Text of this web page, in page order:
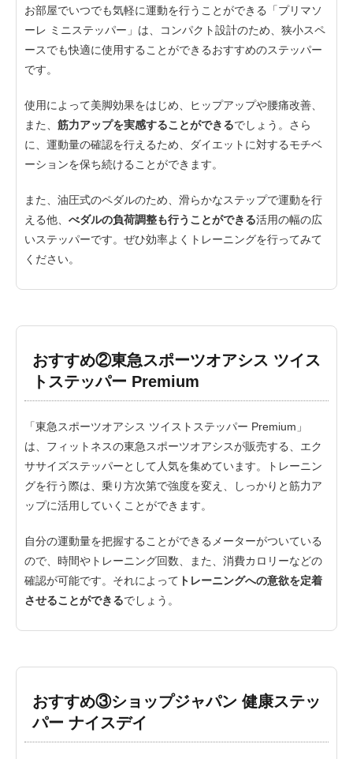
お部屋でいつでも気軽に運動を行うことができる「プリマソ
ーレ ミニステッパー」は、コンパクト設計のため、狭小スペ
ースでも快適に使用することができるおすすめのステッパー
です。
使用によって美脚効果をはじめ、ヒップアップや腰痛改善、
また、 筋力アップを実感することができるでしょう。さら
に、運動量の確認を行えるため、ダイエットに対するモチベ
ーションを保ち続けることができます。
また、油圧式のペダルのため、滑らかなステップで運動を行
える他、 べダルの負荷調整も行うことができる活用の幅の広
いステッパーです。ぜひ効率よくトレーニングを行ってみて
ください。
おすすめ②東急スポーツオアシス ツイス
トステッパー Premium
「東急スポーツオアシス ツイストステッパー Premium」
は、フィットネスの東急スポーツオアシスが販売する、エク
ササイズステッパーとして人気を集めています。トレーニン
グを行う際は、乗り方次第で強度を変え、しっかりと筋力ア
ップに活用していくことができます。
自分の運動量を把握することができるメーターがついている
ので、時間やトレーニング回数、また、消費カロリーなどの
確認が可能です。それによって トレーニングへの意欲を定着
させることができるでしょう。
おすすめ③ショップジャパン 健康ステッ
パー ナイスデイ